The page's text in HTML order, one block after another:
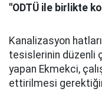
"ODTÜ ile birlikte
Kanalizasyon
tesislerinin düzenli
yapan Ekmekci,
ettirilmesi